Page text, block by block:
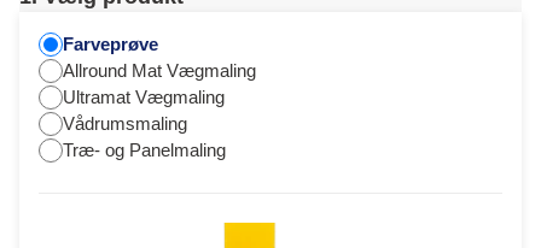
Farveprøve
Allround Mat Vægmaling
Ultramat Vægmaling
Vådrumsmaling
Træ- og Panelmaling